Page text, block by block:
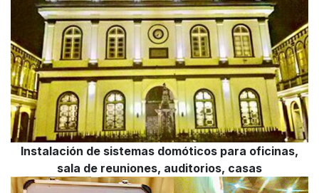
Instalación de sistemas domóticos para oficinas,
sala de reuniones, auditorios, casas